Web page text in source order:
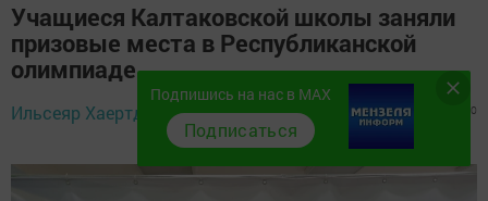
Учащиеся Калтаковской школы заняли
призовые места в Республиканской
олимпиаде
Ильсеяр Хаертдинова, 23 декабря 2024 -
09:18
661 0
Подпишись на нас в MAX
Подписаться